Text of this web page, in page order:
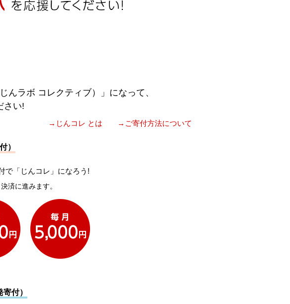
んラボ コレクティブ）」になって、
さい!
→じんコレ とは →ご寄付方法について
）
で「じんコレ」になろう!
済に進みます。
付）